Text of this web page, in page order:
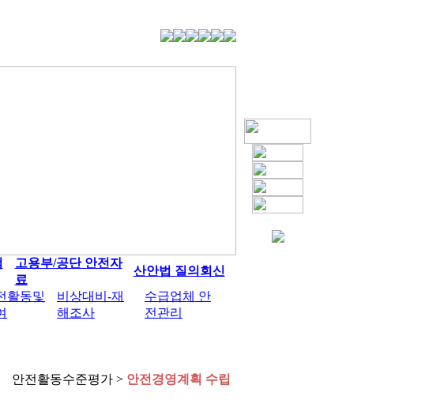
고용부/공단 안전자
료
산안법 질의회신
활동및
비상대비-재
해조사
수급업체 안
전관리
안전활동수준평가 > 안전경영계획 수립